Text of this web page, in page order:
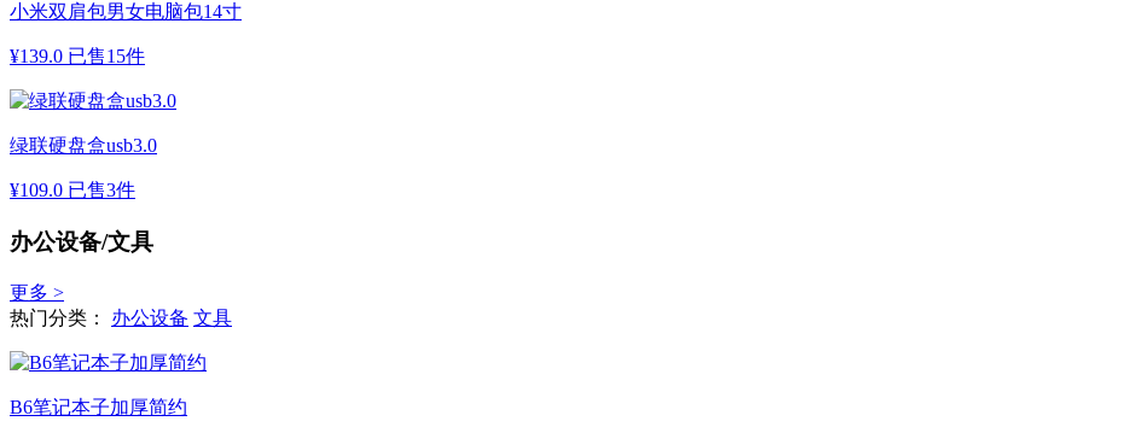
小米双肩包男女电脑包14寸
¥139.0 已售15件
绿联硬盘盒usb3.0
¥109.0 已售3件
办公设备/文具
更多 >
热门分类： 办公设备 文具
B6笔记本子加厚简约